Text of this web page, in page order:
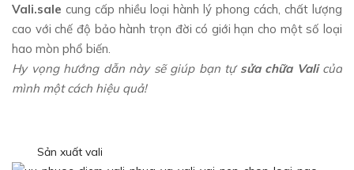
Vali.sale cung cấp nhiều loại hành lý phong cách, chất lượng
cao với chế độ bảo hành trọn đời có giới hạn cho một số loại
hao mòn phổ biến.
Hy vọng hướng dẫn này sẽ giúp bạn tự sửa chữa Valicủa
mình một cách hiệu quả!
Sản xuất vali